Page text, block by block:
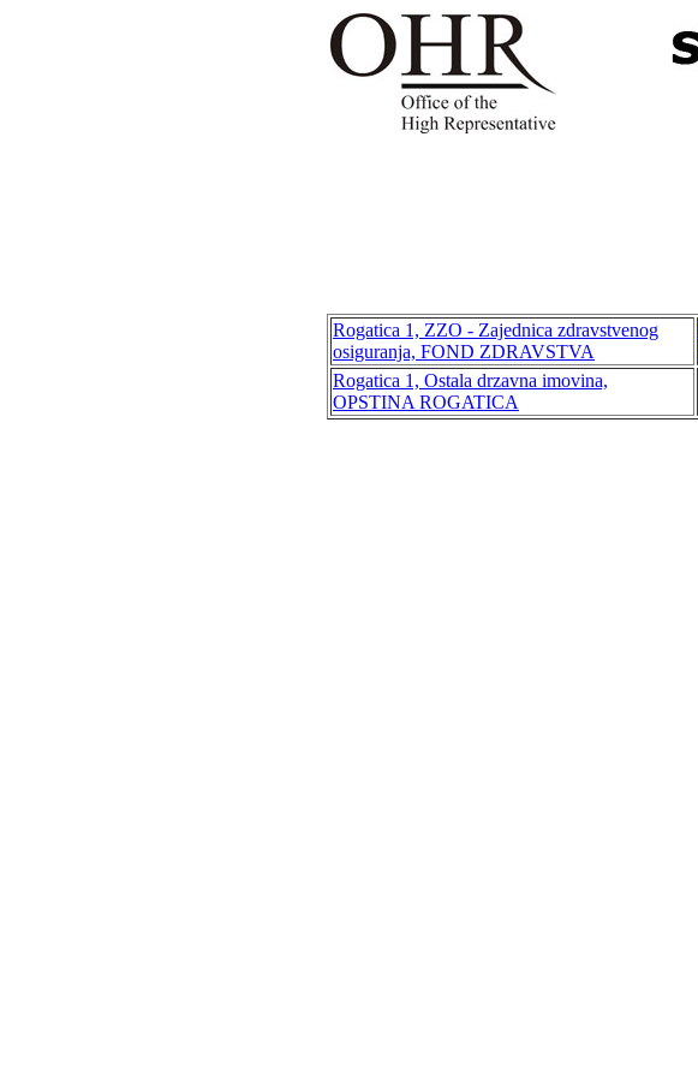
Rogatica 1, ZZO - Zajednica zdravstvenog
osiguranja, FOND ZDRAVSTVA
Rogatica 1, Ostala drzavna imovina,
OPSTINA ROGATICA